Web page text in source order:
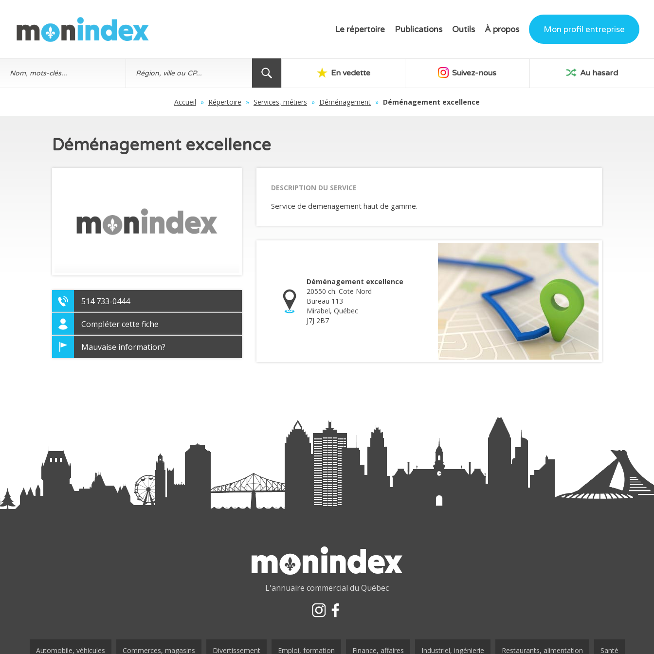
Le répertoire Publications Outils À propos Mon profil entreprise
En vedette Suivez-nous Au hasard
Accueil » Répertoire » Services, métiers » Déménagement » Déménagement excellence
Déménagement excellence
514 733-0444
Compléter cette fiche
Mauvaise information?
DESCRIPTION DU SERVICE
Service de demenagement haut de gamme.
Déménagement excellence
20550 ch. Cote Nord
Bureau 113
Mirabel, Québec
J7J 2B7
L'annuaire commercial du Québec
Automobile, véhicules Commerces, magasins Divertissement Emploi, formation Finance, affaires Industriel, ingénierie Restaurants, alimentation Santé